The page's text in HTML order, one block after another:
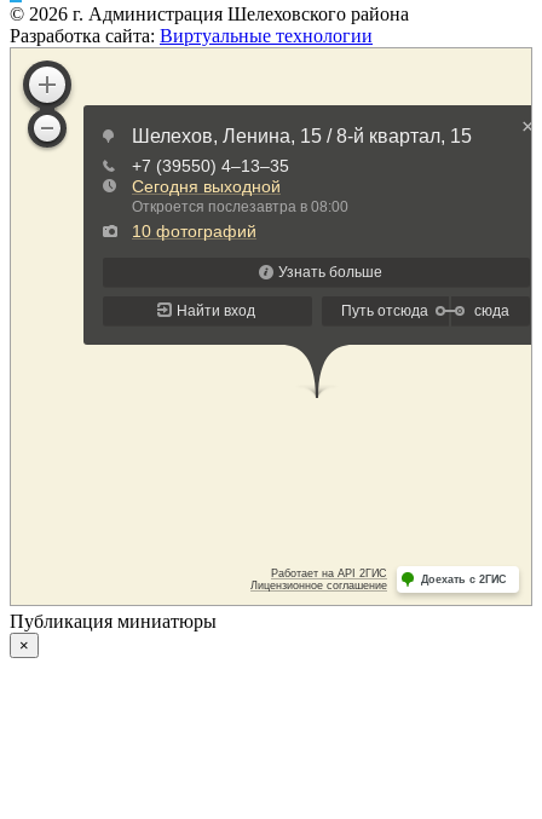
© 2026 г. Администрация Шелеховского района
Разработка сайта: Виртуальные технологии
Публикация миниатюры
×